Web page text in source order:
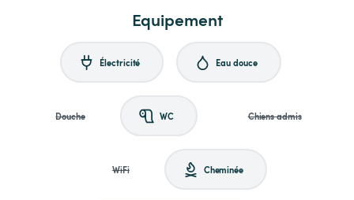
Equipement
Électricité Eau douce
Douche WC Chiens admis
WiFi Cheminée